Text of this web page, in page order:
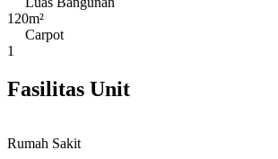
120m²
Carpot
1
Fasilitas Unit
Rumah Sakit